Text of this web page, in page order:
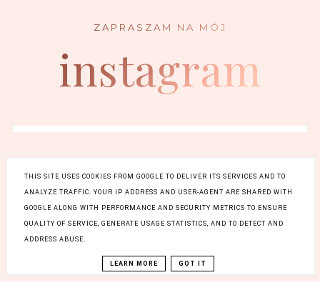
instagram
FACEBOOK
INSTAGRAM
THIS SITE USES COOKIES FROM GOOGLE TO DELIVER ITS SERVICES AND TO
ANALYZE TRAFFIC. YOUR IP ADDRESS AND USER-AGENT ARE SHARED WITH
GOOGLE ALONG WITH PERFORMANCE AND SECURITY METRICS TO ENSURE
QUALITY OF SERVICE, GENERATE USAGE STATISTICS, AND TO DETECT AND
ADDRESS ABUSE.
LEARN MORE GOT IT